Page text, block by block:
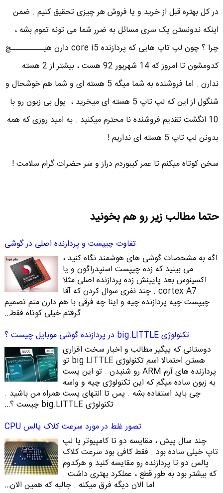
در کل بهتره قبل از خرید و یا فروش هر چیزی تحقیق کنیم . ضمن
اینکه ندونستن یک سری مسائل به ضرر شما می تونه تموم بشه ،
چرا ؟ چون لپ تاپ هایی که پردازنده core i5 دارن هیـــــــــــچ
کدومشون تا امروز که 14 شهریور 92 هست ، بیشتر از 2 هسته
ندارن . اما فروشنده به شما میگه 5 هسته ای و شما هم خوشحال و
شنگول از این که لپ تاپ 5 هسته ای میخرید ، پول بی زیون رو با
10 انگشت تقدیم فروشنده نا محترم میکنید . به امید روزی که همه
بدونن لپ تاپ 5 هسته ای نداریم !
سخن کوتاه میکنم تا عمر کیبوردم دراز و سر حضرات گرام سلامت !
حتما مطالب زیر رو هم بخونید
تفاوت چیپست و پردازنده اصلی در گوشی
اگه به مشخصات گوشی های هوشمند نگاه کنید ،
می بینید که زده چیپست اسنپدراگون و یا
اکسینوس بعد پایینش زده پردازنده اصلی مثلا
cortex A7 . چند نفری سوال کردن که آقا
چیپست چیه پردازنده چیه و اینا چه فرقی با هم دارن منم تصمیم
گرفتم خیلی کوتاه فقط…
تکنولوژی big.LITTLE در پردازنده گوشی موبایل چیست ؟
دوستانی که پیگیر مطالب و اخبار سخت افزاری
هستن احتمالا اسم تکنولوژی big.LITTLE تو
پردازنده های آرم ARM رو شنیدن . تو این پست
به زبون ساده میگم که این تکنولوژی چیه و واسه
چی باید استفاده بشه . پس تا انتهای پست همراه من باشید .
تکنولوژی big.LITTLE چیست ؟…
تصور غلط در مورد سرعت کلاک پالس CPU
چند سال پیش ، مقایسه دو تا کامپیوتر یا لپ
تاپ خیلی ساده بود . فقط کافی بود سرعت کلاک
پالس دو تا پردازنده رو مقایسه کنید و هرکدوم
که بیشتر بود به طور قطع ، عملکرد بهتری داشت .
اما الان دیگه فرق میکنه . جالبه که همین الان…